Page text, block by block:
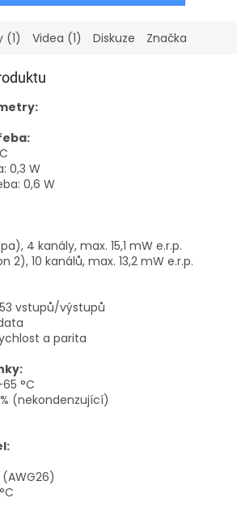
(1) Videa (1) Diskuze Značka
0,3 W
0,6 W
4 kanály, max. 15,1 mW e.r.p.
2), 10 kanálů, max. 13,2 mW e.r.p.
vstupů/výstupů
a parita
°C
(nekondenzující)
(AWG26)